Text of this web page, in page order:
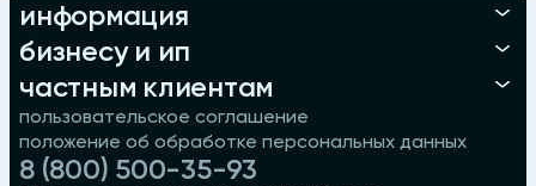
информация
бизнесу и ип
частным клиентам
пользовательское соглашение
положение об обработке персональных данных
8 (800) 500-35-93